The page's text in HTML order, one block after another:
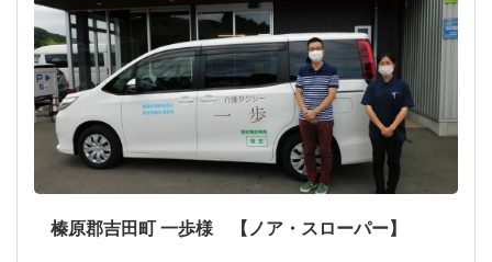
榛原郡吉田町 一歩様 【ノア・スローパー】